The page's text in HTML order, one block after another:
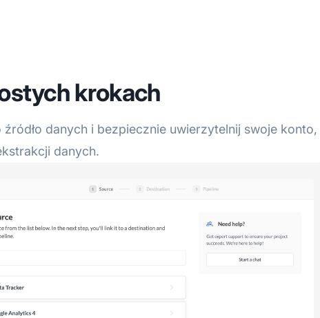
krokach
danych i bezpiecznie uwierzytelnij swoje konto,
danych.